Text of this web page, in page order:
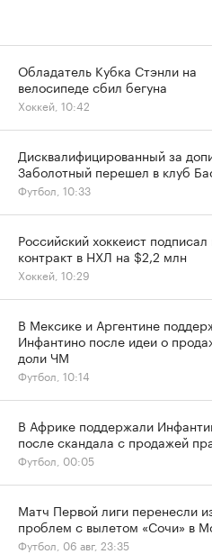
Обладатель Кубка Стэнли на
велосипеде сбил бегуна
Хоккей, 10:42
Дисквалифицированный за
Заболотный перешел в клуб
Футбол, 10:33
Российский хоккеист
контракт в НХЛ на $2,2 млн
Хоккей, 10:29
В Мексике и Аргентине
Инфантино после идеи о
доли ЧМ
Футбол, 10:14
В Африке поддержали
после скандала с продажей
Футбол, 00:05
Матч Первой лиги перенесли
проблем с вылетом «Сочи» в
Футбол, 06 авг, 23:35